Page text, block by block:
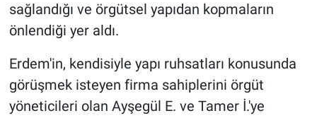
sağlandığı ve örgütsel yapıdan kopmaların
önlendiği yer aldı.
Erdem'in, kendisiyle yapı ruhsatları konusunda
görüşmek isteyen firma sahiplerini örgüt
yöneticileri olan Ayşegül E. ve Tamer İ.'ye